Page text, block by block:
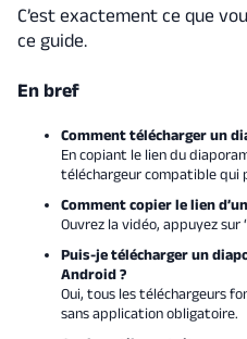
C’est exactement ce que
ce guide.
En bref
Comment télécharger un
En copiant le lien du
téléchargeur compatible qui
Comment copier le lien
Ouvrez la vidéo, appuyez sur
Puis-je télécharger un
Android ?
Oui, tous les téléchargeurs
sans application obligatoire.